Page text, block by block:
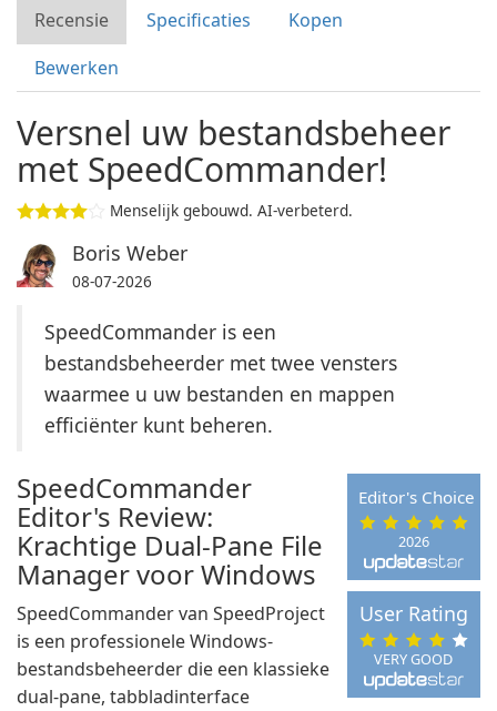
Recensie Specificaties
Kopen
Bewerken
Versnel uw bestandsbeheer
met SpeedCommander!
Menselijk gebouwd. AI-verbeterd.
Boris Weber
08-07-2026
SpeedCommander is een
bestandsbeheerder met twee vensters
waarmee u uw bestanden en mappen
efficiënter kunt beheren.
2026
Editor's Choice
VERY GOOD
User Rating
SpeedCommander
Editor's Review:
Krachtige Dual-Pane File
Manager voor Windows
SpeedCommander van SpeedProject
is een professionele Windows-
bestandsbeheerder die een klassieke
dual-pane, tabbladinterface